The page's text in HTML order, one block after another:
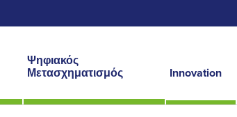
Ψηφιακός
Μετασχηματισμός
Innovation